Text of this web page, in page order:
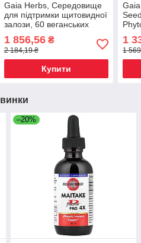
Gaia Herbs, Середовище
для підтримки щитовидної
залози, 60 веганських
капсул Phyto-Cap, Київ
1 856,56₴
2 184,19 ₴
Купити
1
1
–20%